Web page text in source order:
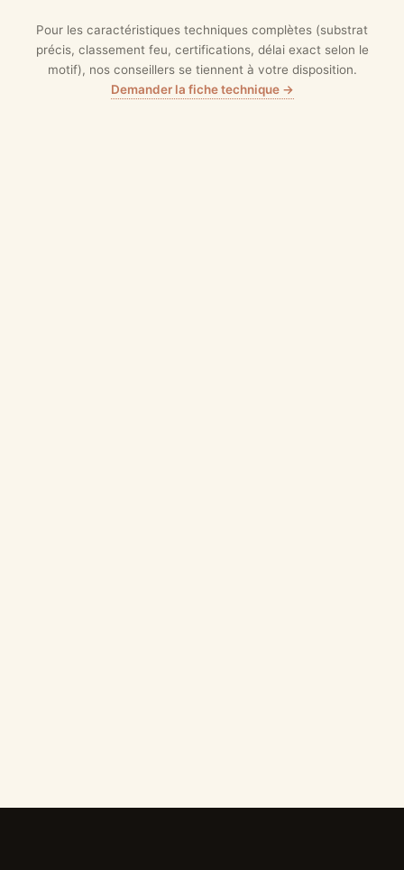
Pour les caractéristiques techniques complètes (substrat
précis, classement feu, certifications, délai exact selon le
motif), nos conseillers se tiennent à votre disposition.
Demander la fiche technique →